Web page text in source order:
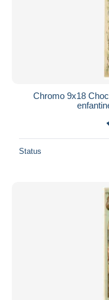
Chromo 9x18
Status